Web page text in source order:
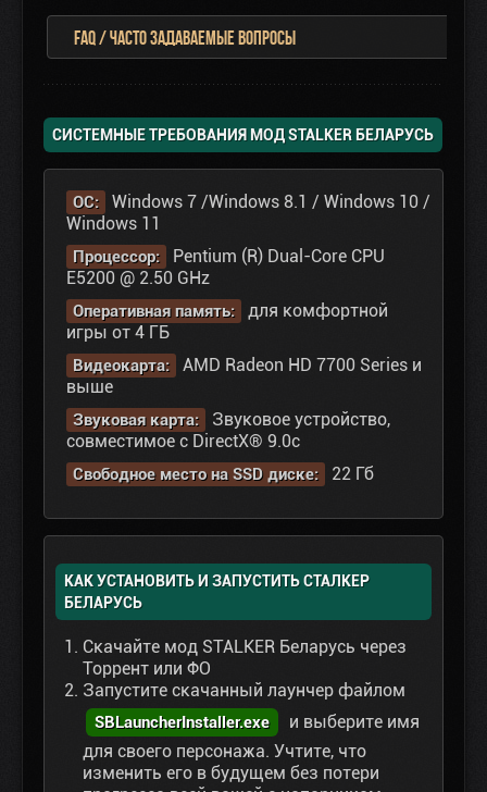
FAQ / Часто задаваемые вопросы
СИСТЕМНЫЕ ТРЕБОВАНИЯ МОД STALKER БЕЛАРУСЬ
ОС:
Windows 7 /Windows 8.1 / Windows 10 /
Windows 11
Процессор:
Pentium (R) Dual-Core CPU
E5200 @ 2.50 GHz
Оперативная память:
для комфортной
игры от 4 ГБ
Видеокарта:
AMD Radeon HD 7700 Series и
выше
Звуковая карта:
Звуковое устройство,
совместимое с DirectX® 9.0с
Свободное место на SSD диске: 22 Гб
КАК УСТАНОВИТЬ И ЗАПУСТИТЬ СТАЛКЕР
БЕЛАРУСЬ
Скачайте мод STALKER Беларусь через
Торрент или ФО
Запустите скачанный лаунчер файлом
SBLauncherInstaller.exe
и выберите имя
для своего персонажа. Учтите, что
изменить его в будущем без потери